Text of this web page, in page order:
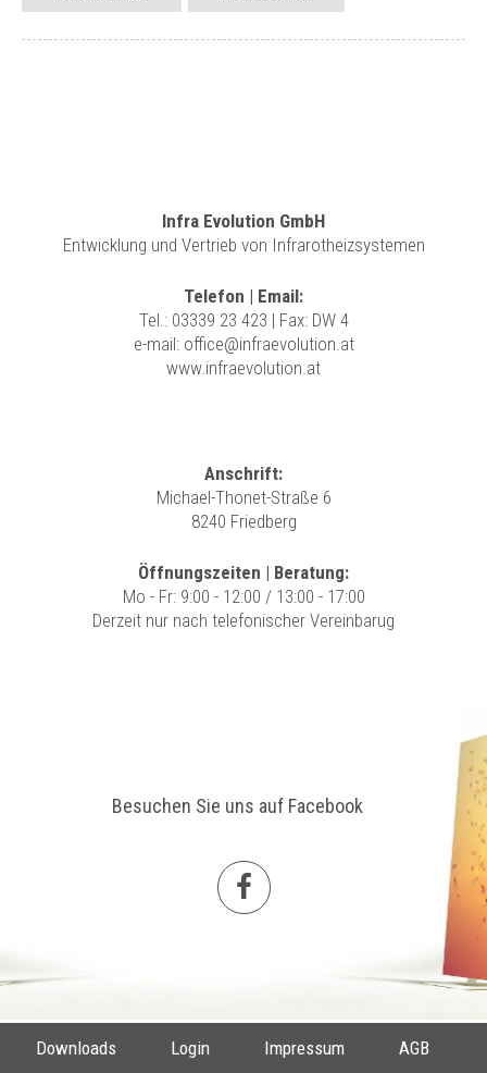
Infra Evolution GmbH
Entwicklung und Vertrieb von Infrarotheizsystemen
Telefon | Email:
Tel.: 03339 23 423 | Fax: DW 4
e-mail: office@infraevolution.at
www.infraevolution.at
Anschrift:
Michael-Thonet-Straße 6
8240 Friedberg
Öffnungszeiten | Beratung:
Mo - Fr: 9:00 - 12:00 / 13:00 - 17:00
Derzeit nur nach telefonischer Vereinbarug
Besuchen Sie uns auf Facebook
Downloads Login Impressum AGB